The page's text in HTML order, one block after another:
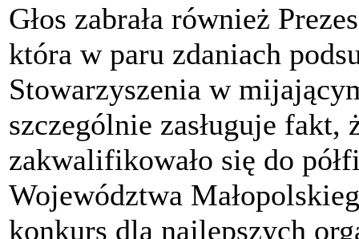
Głos zabrała również
która w paru zdaniach
Stowarzyszenia w
szczególnie zasługuje fakt,
zakwalifikowało się do
Województwa
konkurs dla najlepszych